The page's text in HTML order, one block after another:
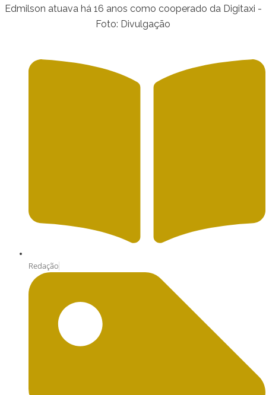
Edmilson atuava há 16 anos como cooperado da Digitaxi -
Foto: Divulgação
Redação